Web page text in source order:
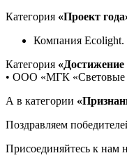
Категория «Проект
Компания Ecolight.
Категория
• ООО «МГК «Световые
А в категории
Поздравляем
Присоединяйтесь к нам